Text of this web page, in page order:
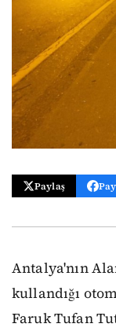
Paylaş
Antalya'nın
kullandığı
Faruk Tufan